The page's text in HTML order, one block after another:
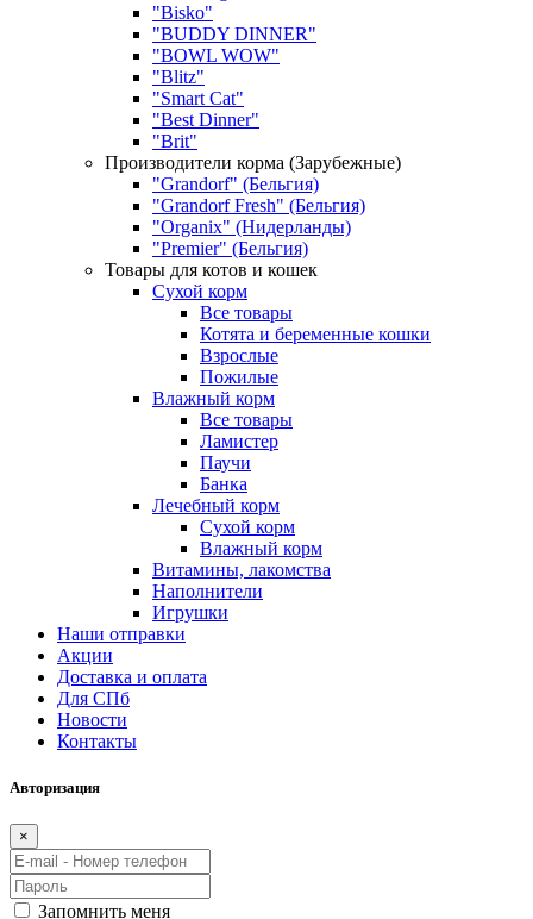
"Bisko"
"BUDDY DINNER"
"BOWL WOW"
"Blitz"
"Smart Cat"
"Best Dinner"
"Brit"
Производители корма (Зарубежные)
"Grandorf" (Бельгия)
"Grandorf Fresh" (Бельгия)
"Organix" (Нидерланды)
"Premier" (Бельгия)
Товары для котов и кошек
Сухой корм
Все товары
Котята и беременные кошки
Взрослые
Пожилые
Влажный корм
Все товары
Ламистер
Паучи
Банка
Лечебный корм
Сухой корм
Влажный корм
Витамины, лакомства
Наполнители
Игрушки
Наши отправки
Акции
Доставка и оплата
Для СПб
Новости
Контакты
Авторизация
×
Запомнить меня